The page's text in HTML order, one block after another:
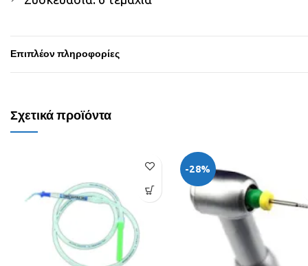
Επιπλέον πληροφορίες
Σχετικά προϊόντα
-28%